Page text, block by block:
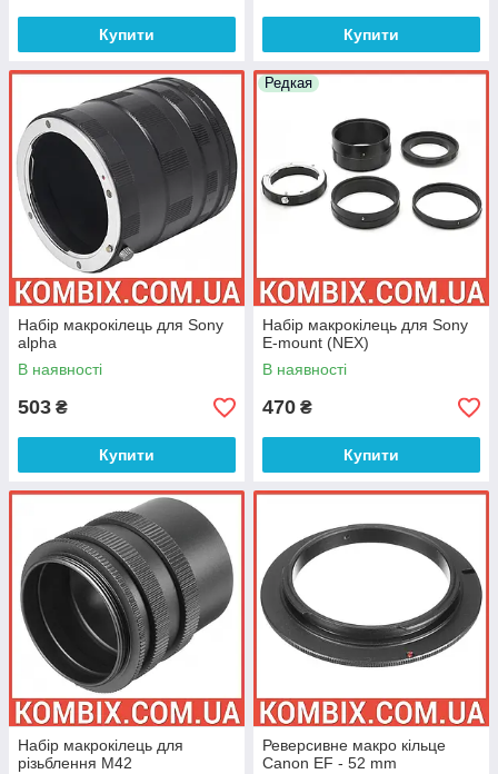
Купити Купити
Набір макрокілець для Sony
alpha
В наявності
503 ₴
Купити
Редкая
Набір макрокілець для Sony
E-mount (NEX)
В наявності
470 ₴
Купити
Набір макрокілець для
різьблення М42
Реверсивне макро кільце
Canon EF - 52 mm